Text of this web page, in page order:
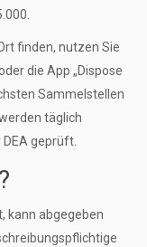
finden, nutzen Sie
die App „Dispose
Sammelstellen
täglich
geprüft.
kann abgegeben